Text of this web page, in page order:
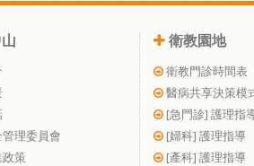
理委員會
策
衛教園地
衛教門診時間表
醫病共享決策模
[急門診] 護理指
[婦科] 護理指導
[產科] 護理指導